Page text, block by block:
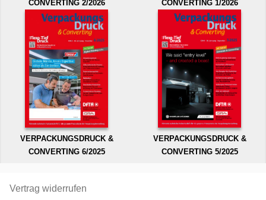
CONVERTING 2/2026
CONVERTING 1/2026
VERPACKUNGSDRUCK &
CONVERTING 6/2025
VERPACKUNGSDRUCK &
CONVERTING 5/2025
Vertrag widerrufen